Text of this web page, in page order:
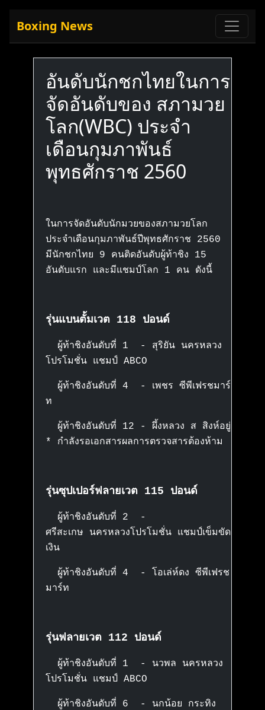
Boxing News
อันดับนักชกไทยในการ
จัดอันดับของ สภามวย
โลก(WBC) ประจำ
เดือนกุมภาพันธ์
พุทธศักราช 2560
ในการจัดอันดับนักมวยของสภามวยโลก
ประจำเดือนกุมภาพันธ์ปีพุทธศักราช 2560
มีนักชกไทย 9 คนติดอันดับผู้ท้าชิง 15
อันดับแรก และมีแชมป์โลก 1 คน ดังนี้
รุ่นแบนตั้มเวต 118 ปอนด์
ผู้ท้าชิงอันดับที่ 1 - สุริยัน นครหลวง
โปรโมชั่น แชมป์ ABCO
ผู้ท้าชิงอันดับที่ 4 - เพชร ซีพีเฟรชมาร์
ท
ผู้ท้าชิงอันดับที่ 12 - ผึ้งหลวง ส สิงห์อยู่
* กำลังรอเอกสารผลการตรวจสารต้องห้าม
รุ่นซุปเปอร์ฟลายเวต 115 ปอนด์
ผู้ท้าชิงอันดับที่ 2 -
ศรีสะเกษ นครหลวงโปรโมชั่น แชมป์เข็มขัด
เงิน
ผู้ท้าชิงอันดับที่ 4 - โอเล่ห์ดง ซีพีเฟรช
มาร์ท
รุ่นฟลายเวต 112 ปอนด์
ผู้ท้าชิงอันดับที่ 1 - นวพล นครหลวง
โปรโมชั่น แชมป์ ABCO
ผู้ท้าชิงอันดับที่ 6 - นกน้อย กระทิง